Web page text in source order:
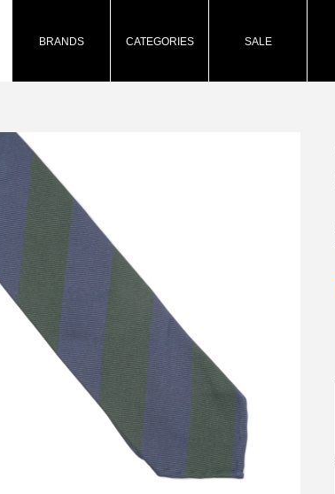
BRANDS CATEGORIES SALE